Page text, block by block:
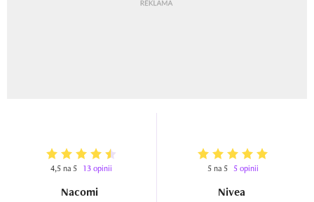
4,5 na 5 13 opinii
Nacomi
5 na 5 5 opinii
Nivea